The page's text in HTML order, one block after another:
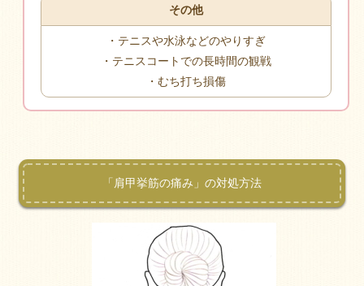
その他
・テニスや水泳などのやりすぎ
・テニスコートでの長時間の観戦
・むち打ち損傷
「肩甲挙筋の痛み」の対処方法